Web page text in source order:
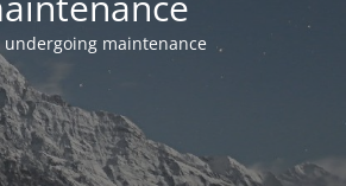
undergoing maintenance